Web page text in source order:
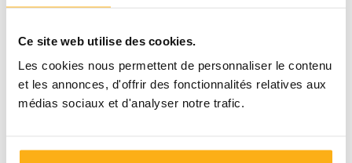
Ce site web utilise des cookies.
Les cookies nous permettent de personnaliser le contenu
et les annonces, d'offrir des fonctionnalités relatives aux
médias sociaux et d'analyser notre trafic.
Camber Magazine
Les styles Camber
Expérience client
Vu à la TV